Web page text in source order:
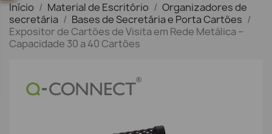
Início Material de Escritório
Organizadores de
secretária
Bases de Secretária e Porta Cartões
Expositor de Cartões de Visita em Rede Metálica –
Capacidade 30 a 40 Cartões